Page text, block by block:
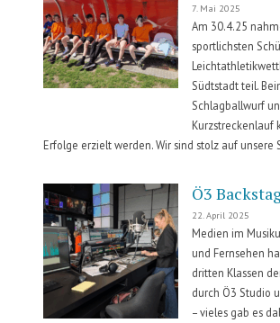
7. Mai 2025
Am 30.4.25
sportlichsten
Südtstadt teil.
Schlagballwurf
Kurzstreckenlauf
Erfolge erzielt werden. Wir sind stolz auf unsere
Ö3
22. April 2025
Medien im
und Fernsehen
dritten Klassen
durch Ö3 Studio
– vieles gab es